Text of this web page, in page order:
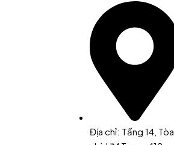
Địa chỉ: Tầng 14, Tòa